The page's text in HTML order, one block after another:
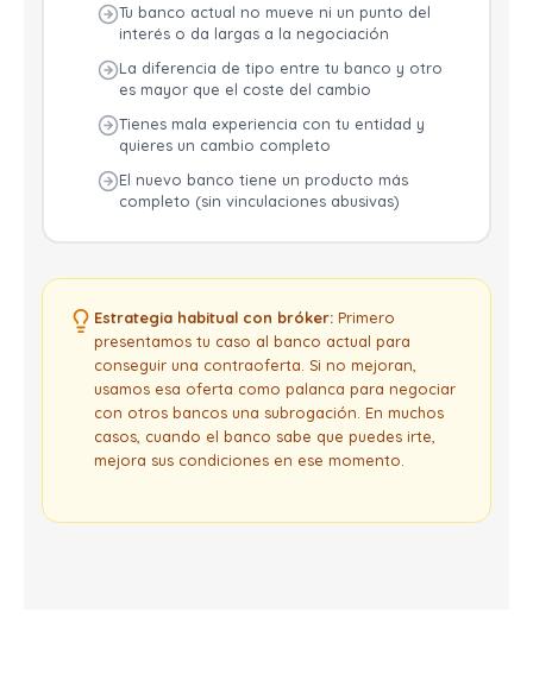
Tu banco actual no mueve ni un punto del
interés o da largas a la negociación
La diferencia de tipo entre tu banco y otro
es mayor que el coste del cambio
Tienes mala experiencia con tu entidad y
quieres un cambio completo
El nuevo banco tiene un producto más
completo (sin vinculaciones abusivas)
Estrategia habitual con bróker: Primero
presentamos tu caso al banco actual para
conseguir una contraoferta. Si no mejoran,
usamos esa oferta como palanca para negociar
con otros bancos una subrogación. En muchos
casos, cuando el banco sabe que puedes irte,
mejora sus condiciones en ese momento.